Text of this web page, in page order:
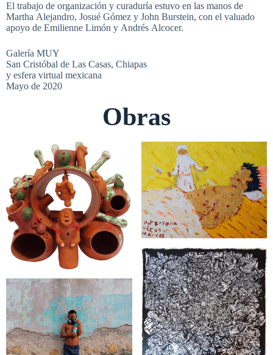
El trabajo de organización y curaduría estuvo en las manos de
Martha Alejandro, Josué Gómez y John Burstein, con el valuado
apoyo de Emilienne Limón y Andrés Alcocer.
Galería MUY
San Cristóbal de Las Casas, Chiapas
y esfera virtual mexicana
Mayo de 2020
Obras